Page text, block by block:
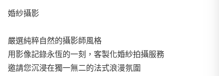
婚紗攝影
嚴選純粹自然的攝影師風格
用影像記錄永恆的一刻，客製化婚紗拍攝服務
邀請您沉浸在獨一無二的法式浪漫氛圍